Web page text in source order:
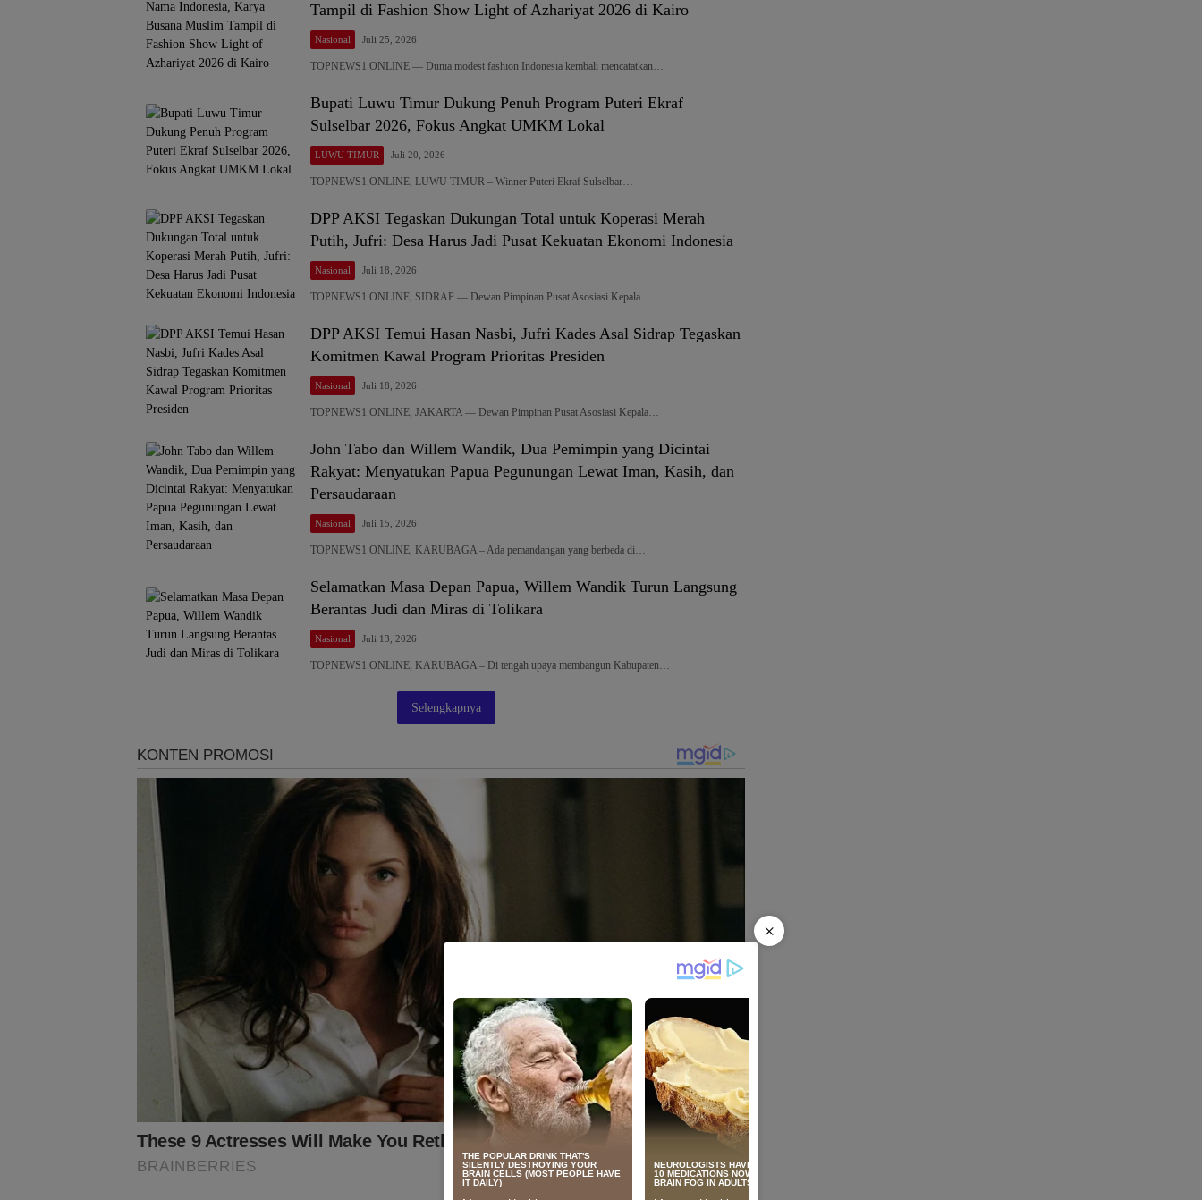
Tampil di Fashion Show Light of Azhariyat 2026 di Kairo
Nasional Juli 25, 2026
TOPNEWS1.ONLINE — Dunia modest fashion Indonesia kembali mencatatkan…
Bupati Luwu Timur Dukung Penuh Program Puteri Ekraf
Sulselbar 2026, Fokus Angkat UMKM Lokal
LUWU TIMUR Juli 20, 2026
TOPNEWS1.ONLINE, LUWU TIMUR – Winner Puteri Ekraf Sulselbar…
DPP AKSI Tegaskan Dukungan Total untuk Koperasi Merah
Putih, Jufri: Desa Harus Jadi Pusat Kekuatan Ekonomi Indonesia
Nasional Juli 18, 2026
TOPNEWS1.ONLINE, SIDRAP — Dewan Pimpinan Pusat Asosiasi Kepala…
DPP AKSI Temui Hasan Nasbi, Jufri Kades Asal Sidrap Tegaskan
Komitmen Kawal Program Prioritas Presiden
Nasional Juli 18, 2026
TOPNEWS1.ONLINE, JAKARTA — Dewan Pimpinan Pusat Asosiasi Kepala…
John Tabo dan Willem Wandik, Dua Pemimpin yang Dicintai
Rakyat: Menyatukan Papua Pegunungan Lewat Iman, Kasih, dan
Persaudaraan
Nasional Juli 15, 2026
TOPNEWS1.ONLINE, KARUBAGA – Ada pemandangan yang berbeda di…
Selamatkan Masa Depan Papua, Willem Wandik Turun Langsung
Berantas Judi dan Miras di Tolikara
Nasional Juli 13, 2026
TOPNEWS1.ONLINE, KARUBAGA – Di tengah upaya membangun Kabupaten…
Selengkapnya
×